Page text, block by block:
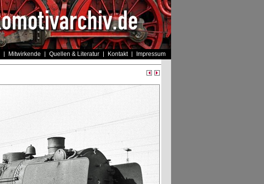
Mitwirkende Quellen & Literatur Kontakt Impressum